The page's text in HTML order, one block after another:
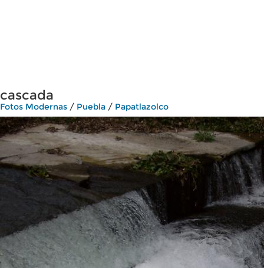
cascada
Fotos Modernas / Puebla / Papatlazolco